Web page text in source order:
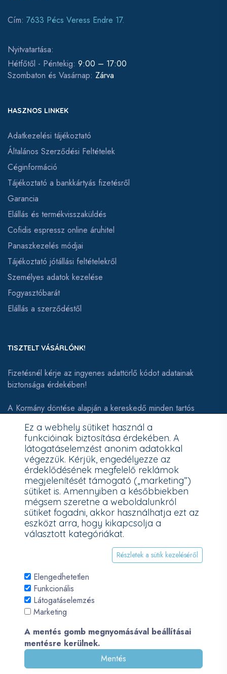
Ez a webhely sütiket használ a
funkcióinak biztosítása érdekében. A
látogatáselemzést anonim adatokkal
végezzük. Kérjük, engedélyezze az
érdeklődésének megfelelő reklámok
megjelenítését támogató („marketing”)
sütiket is. Amennyiben a későbbiekben
mégsem szeretne a weboldalunkról
sütiket fogadni, akkor használhatja ezt az
eszközt arra, hogy kikapcsolja a
választott kategóriákat.
Részletek a sütik kezeléséről
Elengedhetetlen
Funkcionális
Látogatáselemzés
Marketing
A mentés gomb megnyomásával beállításai
mentésre kerülnek.
Mentés
Cím: 7633 Pécs Veress Endre 17.
Nyitvatartása:
Hétfőtől - Péntekig: 9:00 – 17:00
Szombaton és Vasárnap: Zárva
HASZNOS LINKEK
Adatkezelési tájékoztató
Általános Szerződési Feltételek
Céginformáció
Tájékoztató a bankkártyás fizetésről
Garancia
Elállás és termékvisszaküldés
Cofidis espressz online áruhitel
Panaszkezelés módjai
Tájékoztató jótállási feltételekről
Személyes adatok kezelése
Fogyasztóbarát
Elállás a szerződéstől
TISZTELT VÁSÁRLÓNK!
Fizetésnél kérje az ingyenes adattörlő kódot adatainak
biztonsága érdekében!
A Kormány döntése alapján a kereskedő minden tartós
kódot biztosítani.
További információk a Nemzeti Média- és Hírközlési Hatóság
honlapján:https://nmhh.hu/veglegestorles
© 2026 - Pécsi PC - All Rights Reserved. Development by
QueSoft